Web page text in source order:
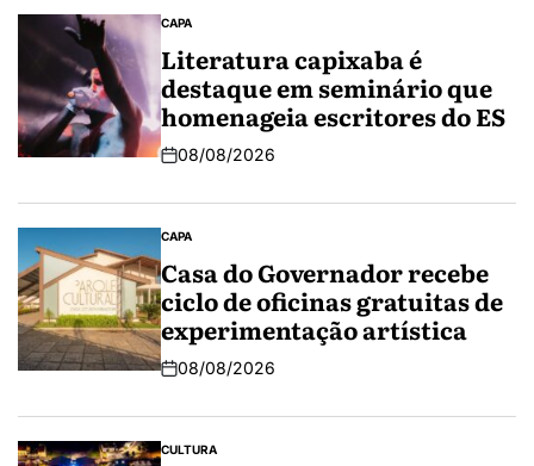
CAPA
Literatura capixaba é
destaque em seminário que
homenageia escritores do ES
08/08/2026
CAPA
Casa do Governador recebe
ciclo de oficinas gratuitas de
experimentação artística
08/08/2026
CULTURA